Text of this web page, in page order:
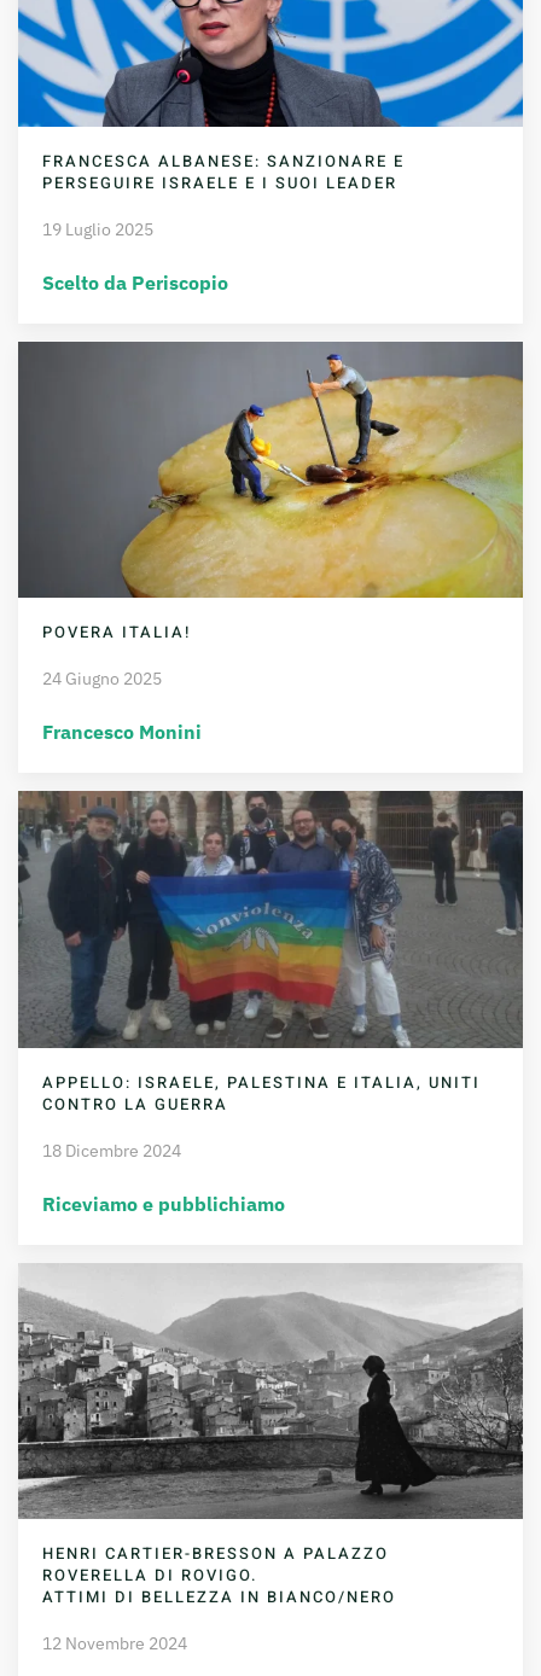
FRANCESCA ALBANESE: SANZIONARE E
PERSEGUIRE ISRAELE E I SUOI LEADER
19 Luglio 2025
Scelto da Periscopio
POVERA ITALIA!
24 Giugno 2025
Francesco Monini
APPELLO: ISRAELE, PALESTINA E ITALIA, UNITI
CONTRO LA GUERRA
18 Dicembre 2024
Riceviamo e pubblichiamo
HENRI CARTIER-BRESSON A PALAZZO
ROVERELLA DI ROVIGO.
ATTIMI DI BELLEZZA IN BIANCO/NERO
12 Novembre 2024